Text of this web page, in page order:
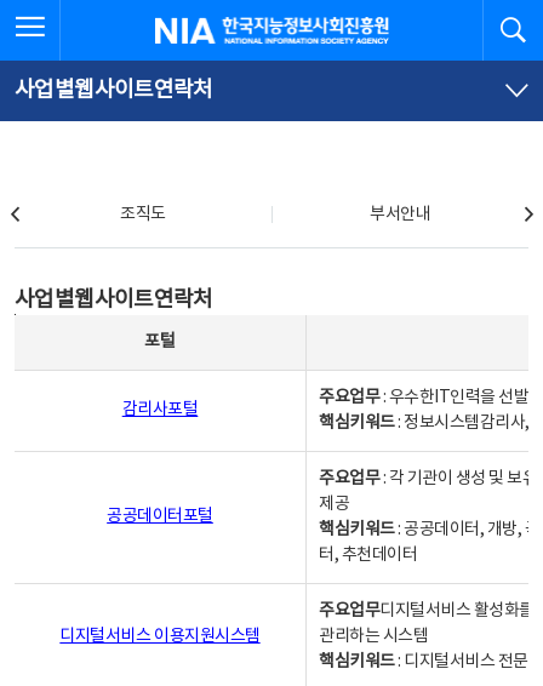
문
로
가
체
뉴
바
가
한국지능정보사회진흥원
사업별웹사이트연락처
조직도 부서안내
사업별웹사이트연락처
포털
감리사포털
주요업무: 우수한IT인력을 선발
핵심키워드: 정보시스템감리사,
공공데이터포털
주요업무: 각 기관이 생성 및 보
제공
핵심키워드: 공공데이터, 개방,
터, 추천데이터
디지털서비스 이용지원시스템
주요업무디지털서비스 활성화를
관리하는 시스템
핵심키워드: 디지털서비스 전문